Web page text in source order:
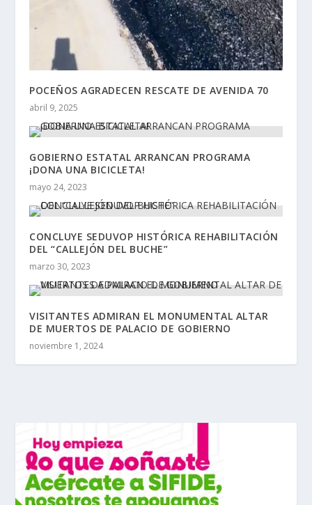
POCEÑOS AGRADECEN RESCATE DE AVENIDA 70
abril 9, 2025
GOBIERNO ESTATAL ARRANCAN PROGRAMA
¡DONA UNA BICICLETA!
mayo 24, 2023
CONCLUYE SEDUVOP HISTÓRICA REHABILITACIÓN
DEL “CALLEJÓN DEL BUCHE”
marzo 30, 2023
VISITANTES ADMIRAN EL MONUMENTAL ALTAR
DE MUERTOS DE PALACIO DE GOBIERNO
noviembre 1, 2024